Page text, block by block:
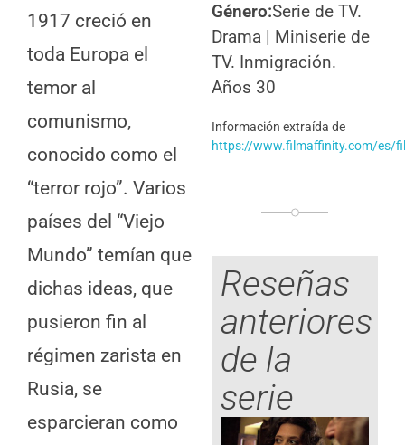
1917 creció en
toda Europa el
temor al
comunismo,
conocido como el
“terror rojo”. Varios
países del “Viejo
Mundo” temían que
dichas ideas, que
pusieron fin al
régimen zarista en
Rusia, se
esparcieran como
Género:Serie de TV.
Drama | Miniserie de
TV. Inmigración.
Años 30
Información extraída de
https://www.filmaffinity.com/es/
Reseñas
anteriores
de la
serie